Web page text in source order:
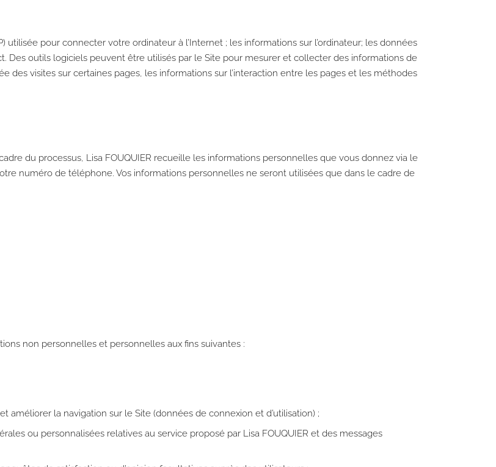
utilisée pour connecter votre ordinateur à l’Internet ; les informations sur l’ordinateur; les données
Des outils logiciels peuvent être utilisés par le Site pour mesurer et collecter des informations de
des visites sur certaines pages, les informations sur l’interaction entre les pages et les méthodes
du processus, Lisa FOUQUIER recueille les informations personnelles que vous donnez via le
numéro de téléphone. Vos informations personnelles ne seront utilisées que dans le cadre de
non personnelles et personnelles aux fins suivantes :
améliorer la navigation sur le Site (données de connexion et d’utilisation) ;
ou personnalisées relatives au service proposé par Lisa FOUQUIER et des messages